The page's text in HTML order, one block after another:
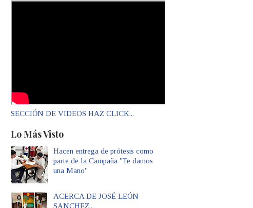
SECCIÓN DE VIDEOS HAZ CLICK...
Lo Más Visto
Hacen entrega de prótesis como
parte de la Campaña "Te damos
una Mano"
ACERCA DE JOSÉ LEÓN
SANCHEZ...